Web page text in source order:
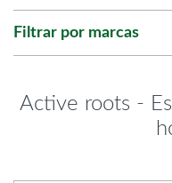
Active roots -
Filtrar por marcas